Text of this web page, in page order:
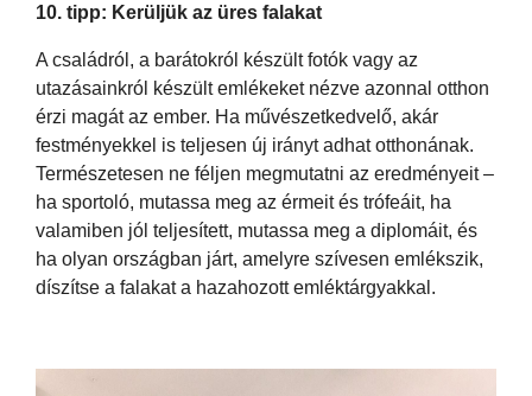
10. tipp: Kerüljük az üres falakat
A családról, a barátokról készült fotók vagy az
utazásainkról készült emlékeket nézve azonnal otthon
érzi magát az ember. Ha művészetkedvelő, akár
festményekkel is teljesen új irányt adhat otthonának.
Természetesen ne féljen megmutatni az eredményeit –
ha sportoló, mutassa meg az érmeit és trófeáit, ha
valamiben jól teljesített, mutassa meg a diplomáit, és
ha olyan országban járt, amelyre szívesen emlékszik,
díszítse a falakat a hazahozott emléktárgyakkal.